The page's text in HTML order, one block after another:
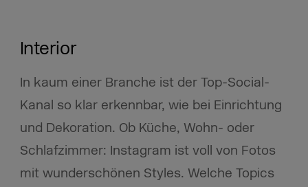
Interior
In kaum einer Branche ist der Top-Social-
Kanal so klar erkennbar, wie bei Einrichtung
und Dekoration. Ob Küche, Wohn- oder
Schlafzimmer: Instagram ist voll von Fotos
mit wunderschönen Styles. Welche Topics